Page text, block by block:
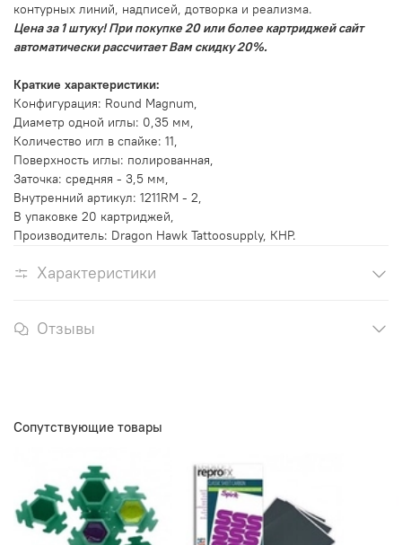
контурных линий, надписей, дотворка и реализма.
Цена за 1 штуку! При покупке 20 или более картриджей сайт
автоматически рассчитает Вам скидку 20%.
Краткие характеристики:
Конфигурация: Round Magnum,
Диаметр одной иглы: 0,35 мм,
Количество игл в спайке: 11,
Поверхность иглы: полированная,
Заточка: средняя - 3,5 мм,
Внутренний артикул: 1211RM - 2,
В упаковке 20 картриджей,
Производитель: Dragon Hawk Tattoosupply, КНР.
Характеристики
Отзывы
Сопутствующие товары